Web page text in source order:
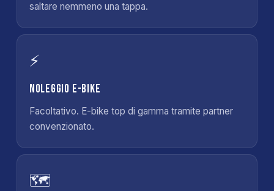
saltare nemmeno una tappa.
⚡
Noleggio E-Bike
Facoltativo. E-bike top di gamma tramite partner
convenzionato.
🗺️